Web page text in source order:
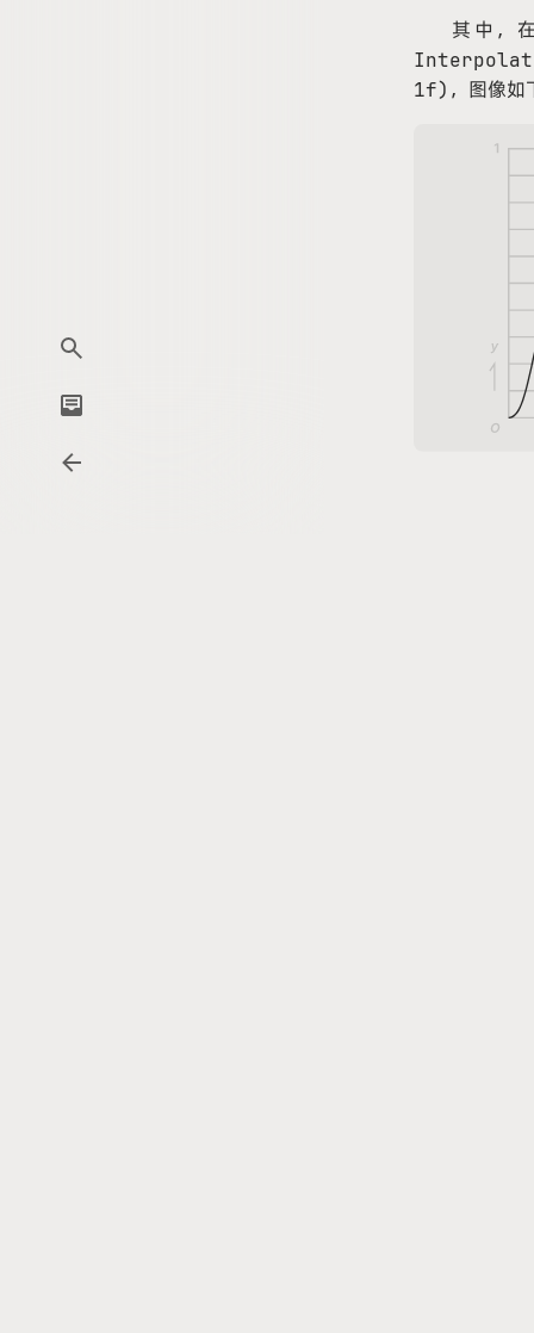
其中，
1f) ，图像如